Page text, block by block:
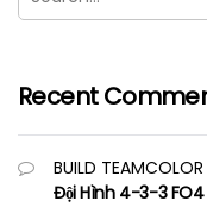
Recent
BUILD
Đội Hình 4-3-3 FO4